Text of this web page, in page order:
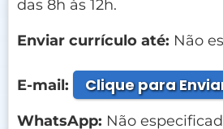
das 8h às 12h.
Enviar currículo até: Não
E-mail: Clique para
WhatsApp: Não